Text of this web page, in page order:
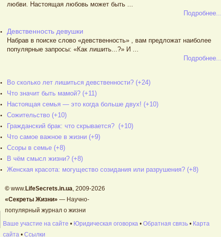
любви. Настоящая любовь может быть ...
Девственность девушки
Набрав в поиске слово «девственность» , вам предложат наиболее
популярные запросы: «Как лишить...?» И ...
Во сколько лет лишиться девственности? (+24)
Что значит быть мамой? (+11)
Настоящая семья — это когда больше двух! (+10)
Сожительство (+10)
Гражданский брак: что скрывается? (+10)
Что самое важное в жизни (+9)
Ссоры в семье (+8)
В чём смысл жизни? (+8)
Женская красота: могущество созидания или разрушения? (+8)
© www.LifeSecrets.in.ua, 2009-2026
«Секреты Жизни» — Научно-
популярный журнал о жизни
Ваше участие на сайте • Юридическая оговорка • Обратная связь • Карта
сайта • Ссылки